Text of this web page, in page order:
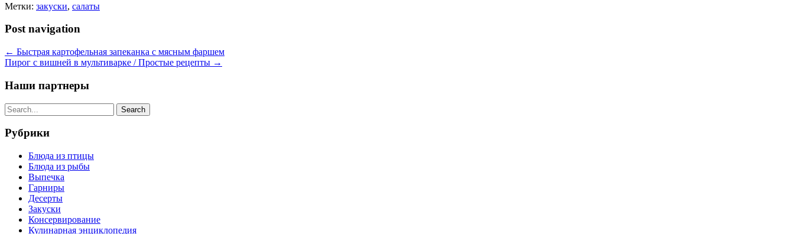
Метки: закуски, салаты
Post navigation
← Быстрая картофельная запеканка с мясным фаршем
Пирог с вишней в мультиварке / Простые рецепты →
Наши партнеры
Рубрики
Блюда из птицы
Блюда из рыбы
Выпечка
Гарниры
Десерты
Закуски
Консервирование
Кулинарная энциклопедия